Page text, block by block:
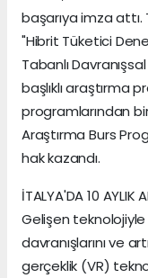
başarıya imza
"Hibrit Tüketici
Tabanlı
başlıklı araştırma
programlarından
Araştırma Burs
hak kazandı.
İTALYA'DA 10 AYLIK
Gelişen
davranışlarını ve
gerçeklik (VR)